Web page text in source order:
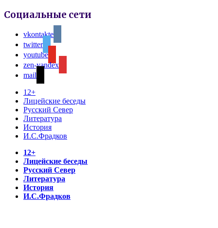
Социальные сети
vkontakte
twitter
youtube
zen-yandex
mail
12+
Лицейские беседы
Русский Север
Литература
История
И.С.Фрадков
12+
Лицейские беседы
Русский Север
Литература
История
И.С.Фрадков